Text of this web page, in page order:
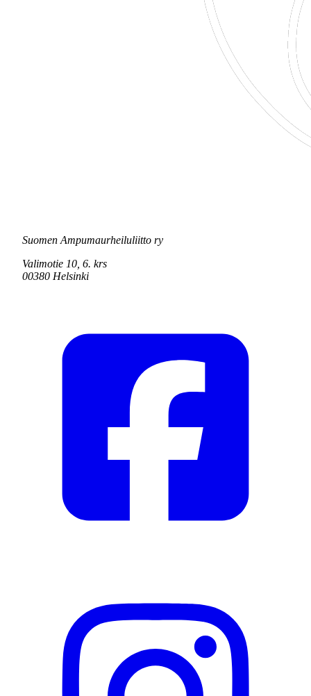
Suomen Ampumaurheiluliitto ry
Valimotie 10, 6. krs
00380 Helsinki